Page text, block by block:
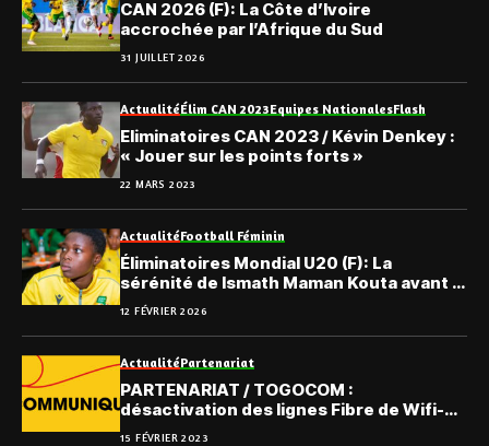
CAN 2026 (F): La Côte d’Ivoire
accrochée par l’Afrique du Sud
31 JUILLET 2026
ActualitéÉlim CAN 2023Equipes NationalesFlash
Eliminatoires CAN 2023 / Kévin Denkey :
« Jouer sur les points forts »
22 MARS 2023
ActualitéFootball Féminin
Éliminatoires Mondial U20 (F): La
sérénité de Ismath Maman Kouta avant le
retour face à l’Égypte
12 FÉVRIER 2026
ActualitéPartenariat
PARTENARIAT / TOGOCOM :
désactivation des lignes Fibre de Wifi-
Zone illicites
15 FÉVRIER 2023